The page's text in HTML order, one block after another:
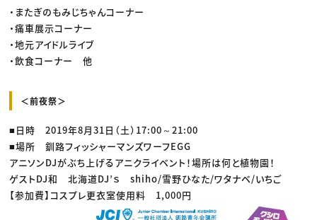
・またぎのもみじちゃんコーナー
・痛車展示コーナー
・地元アイドルライブ
・飲食コーナー 他
＜前夜祭＞
■日時 2019年8月31日（土）17:00～21:00
■場所 釧路フィッシャーマンズワーフEGG
アニソンDJがぶち上げるアニクライベント！場所は何と植物園！
ゲストDJ和 北海道DJ’ｓ shiho/雪野ひなた/ワタナベ/いちご
【参加費】コスプレ更衣室使用料 1,000円